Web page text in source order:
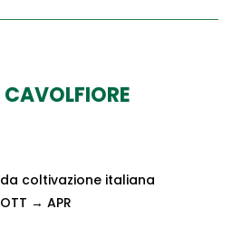
CAVOLFIORE
da coltivazione italiana
OTT → APR